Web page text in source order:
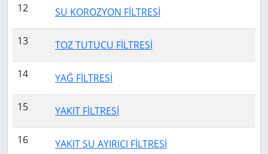
12 SU KOROZYON FİLTRESİ
13 TOZ TUTUCU FİLTRESİ
14 YAĞ FİLTRESİ
15 YAKIT FİLTRESİ
16 YAKIT SU AYIRICI FİLTRESİ